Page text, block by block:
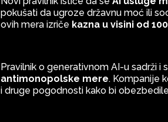
pokušati da ugroze državnu moć ili
ovih mera izriče kazna u visini od
Pravilnik o generativnom AI-u sadrži i
antimonopolske mere. Kompanije
i druge pogodnosti kako bi